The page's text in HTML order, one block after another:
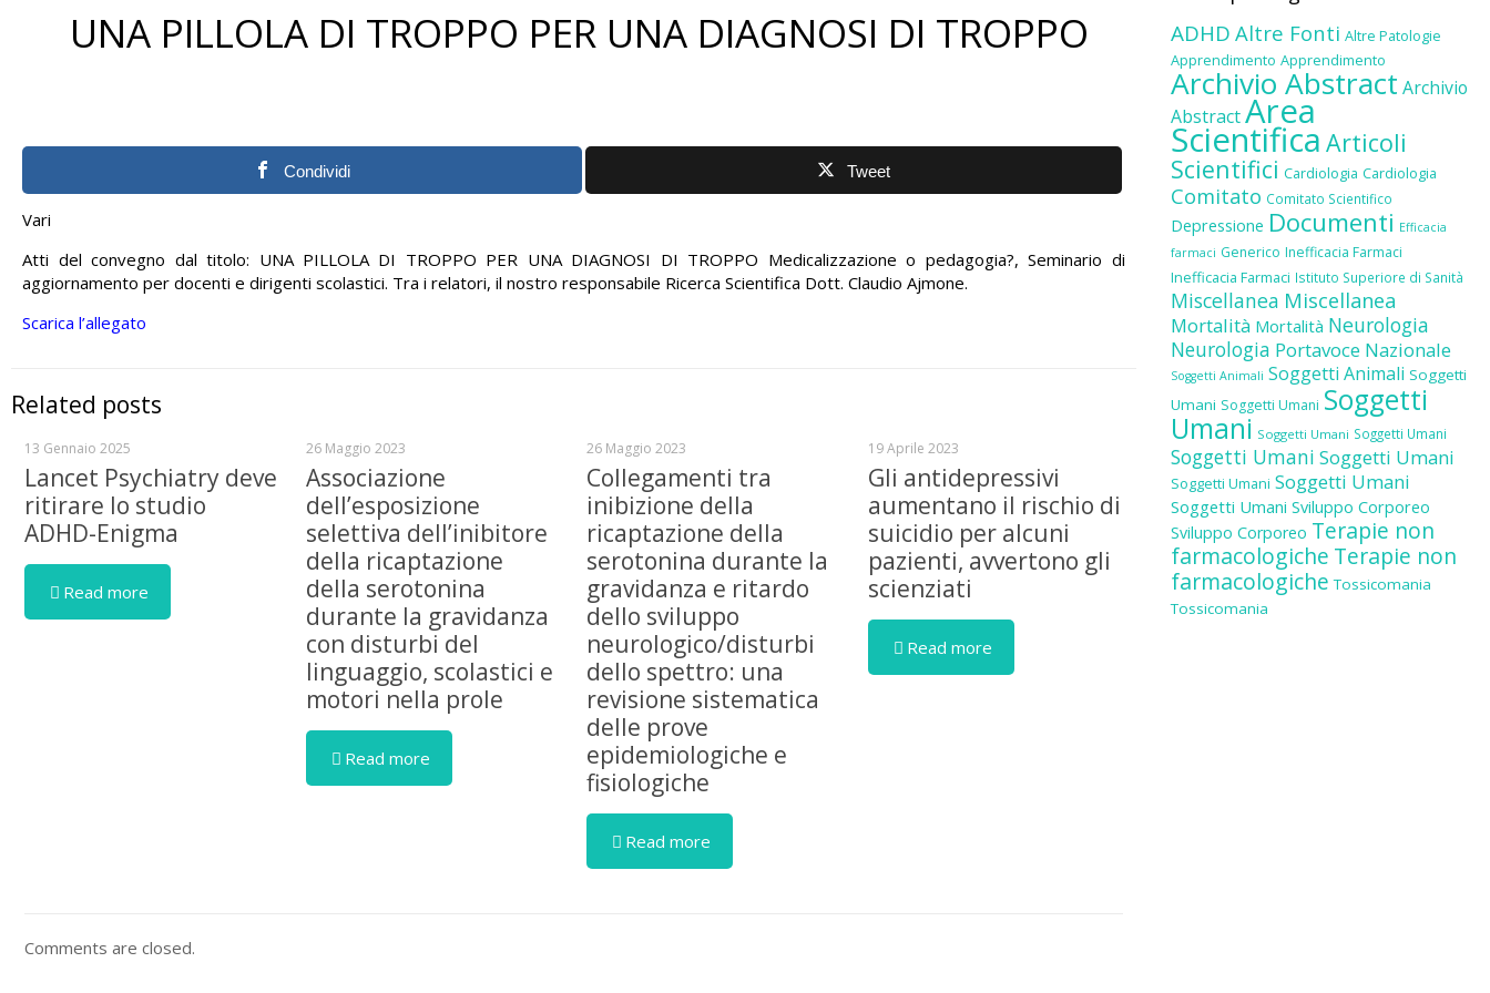
UNA PILLOLA DI TROPPO PER UNA DIAGNOSI DI TROPPO
Condividi Tweet
Vari
Atti del convegno dal titolo: UNA PILLOLA DI TROPPO PER UNA DIAGNOSI DI TROPPO Medicalizzazione o pedagogia?, Seminario di
aggiornamento per docenti e dirigenti scolastici. Tra i relatori, il nostro responsabile Ricerca Scientifica Dott. Claudio Ajmone.
Scarica l’allegato
Related posts
13 Gennaio 2025
Lancet Psychiatry deve
ritirare lo studio
ADHD-Enigma
Read more
26 Maggio 2023
Associazione
dell’esposizione
selettiva dell’inibitore
della ricaptazione
della serotonina
durante la gravidanza
con disturbi del
linguaggio, scolastici e
motori nella prole
Read more
26 Maggio 2023
Collegamenti tra
inibizione della
ricaptazione della
serotonina durante la
gravidanza e ritardo
dello sviluppo
neurologico/disturbi
dello spettro: una
revisione sistematica
delle prove
epidemiologiche e
fisiologiche
Read more
19 Aprile 2023
Gli antidepressivi
aumentano il rischio di
suicidio per alcuni
pazienti, avvertono gli
scienziati
Read more
Comments are closed.
ADHD Altre Fonti Altre Patologie
Apprendimento Apprendimento
Archivio Abstract Archivio
AbstractArea
Scientifica Articoli
Scientifici Cardiologia Cardiologia
Comitato Comitato Scientifico
Depressione Documenti Efficacia
farmaci Generico Inefficacia Farmaci
Inefficacia Farmaci Istituto Superiore di Sanità
Miscellanea Miscellanea
Mortalità Mortalità Neurologia
Neurologia Portavoce Nazionale
Soggetti Animali Soggetti Animali Soggetti
Umani Soggetti Umani Soggetti
Umani Soggetti Umani Soggetti Umani
Soggetti Umani Soggetti Umani
Soggetti Umani Soggetti Umani
Soggetti Umani Sviluppo Corporeo
Sviluppo Corporeo Terapie non
farmacologiche Terapie non
farmacologiche Tossicomania
Tossicomania